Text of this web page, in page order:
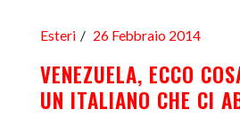
Esteri 26 Febbraio 2014
VENEZUELA, ECCO
UN ITALIANO CHE CI